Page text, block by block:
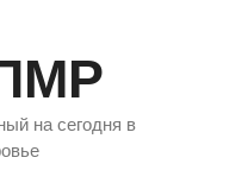
на сегодня в